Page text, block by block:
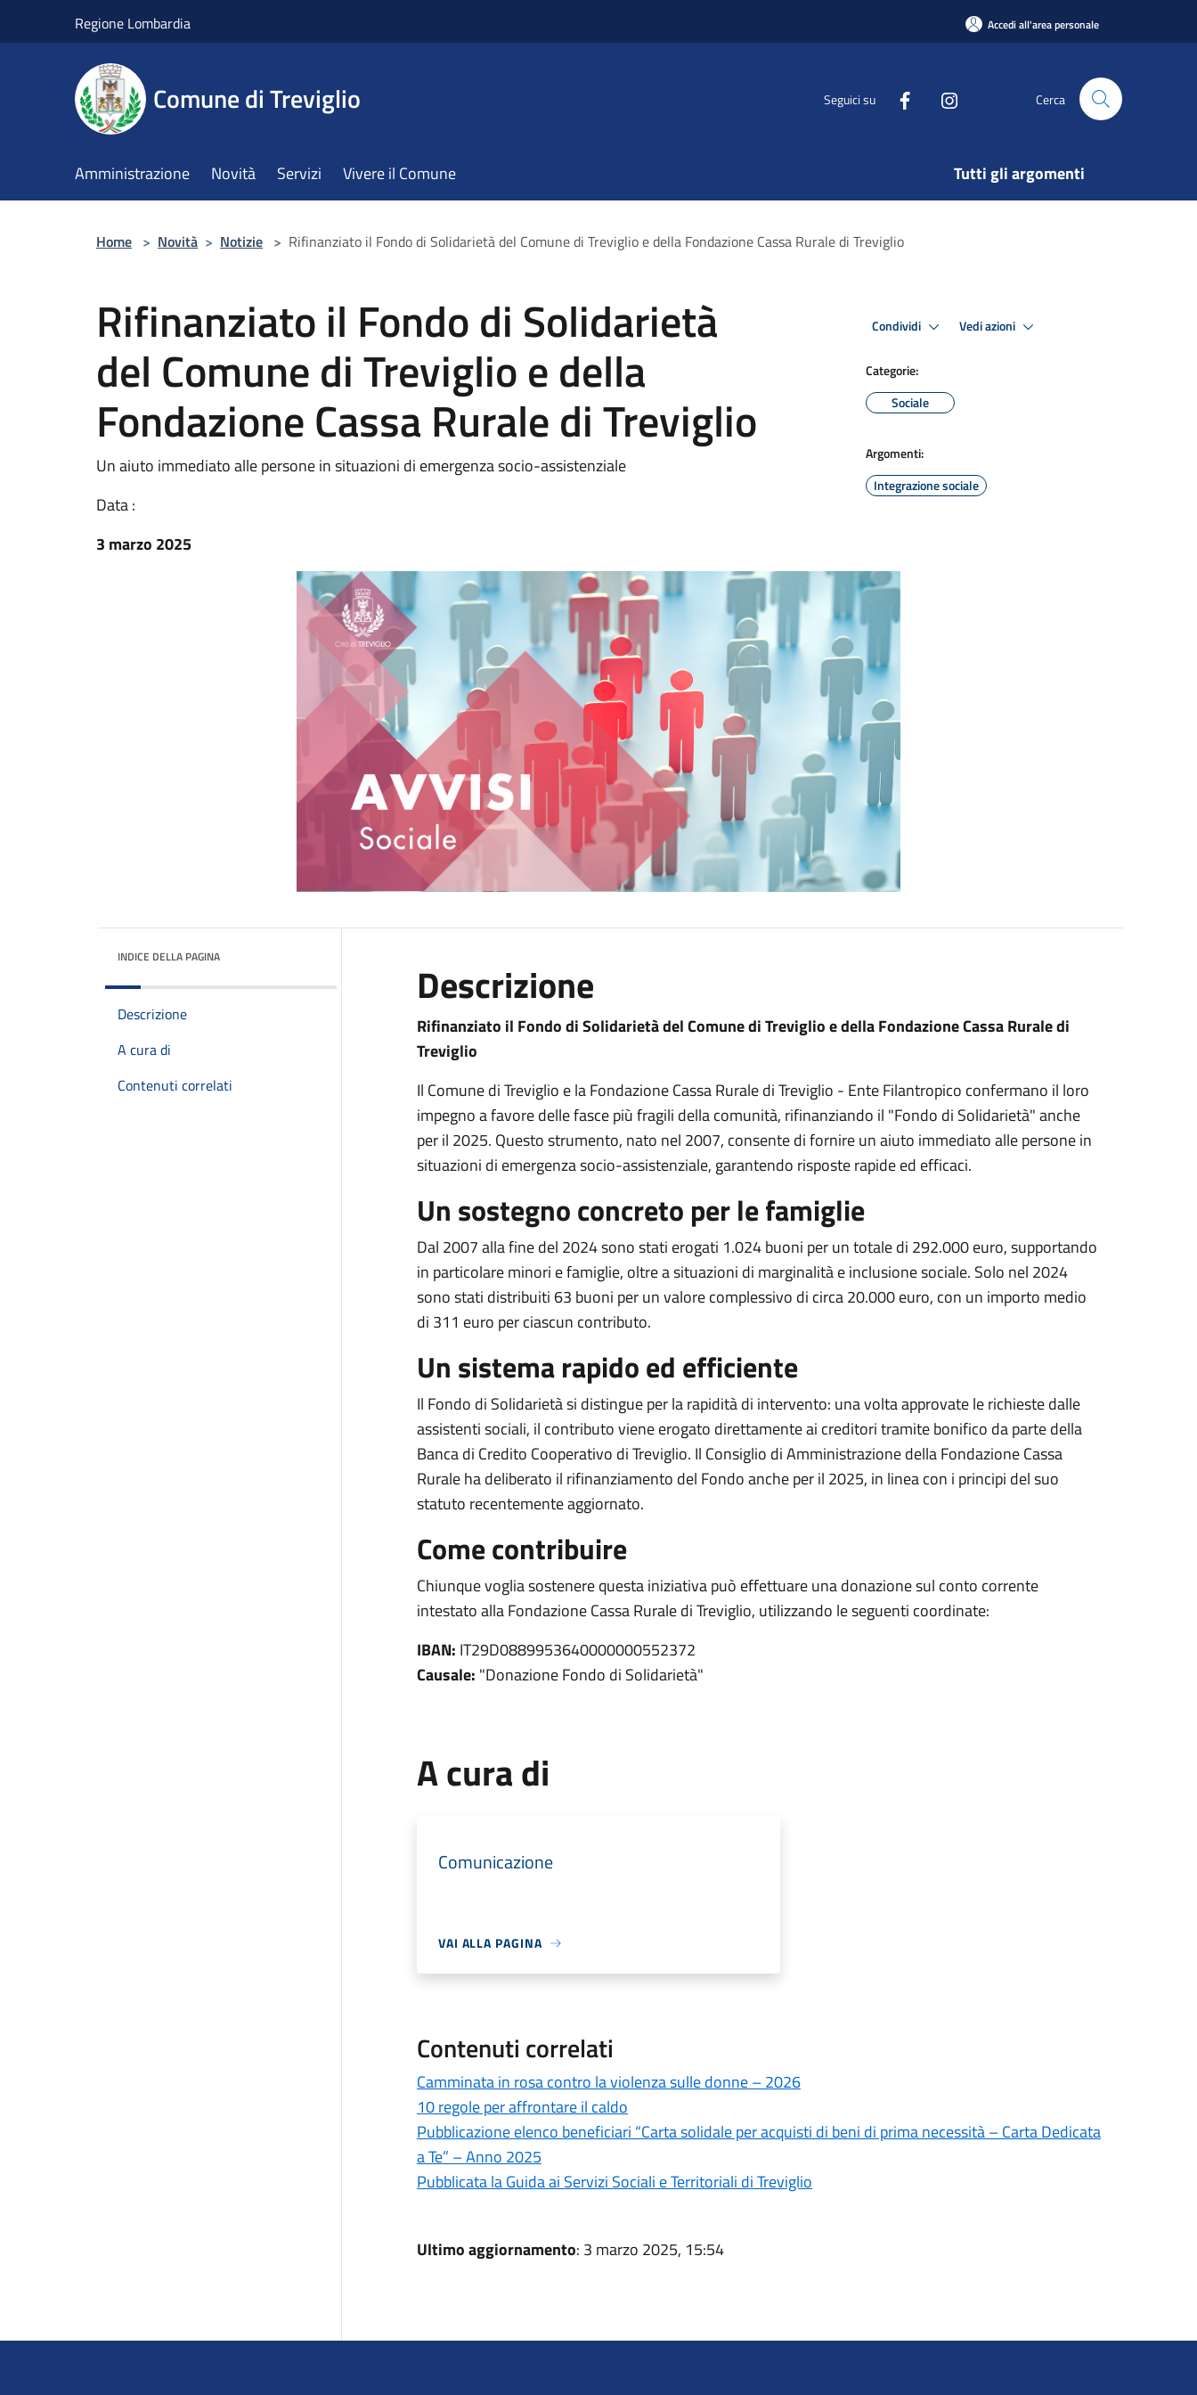
Regione Lombardia Accedi all'area personale
Comune di Treviglio Seguici su Cerca
Amministrazione Novità Servizi Vivere il Comune Tutti gli argomenti
Home > Novità > Notizie > Rifinanziato il Fondo di Solidarietà del Comune di Treviglio e della Fondazione Cassa Rurale di Treviglio
Rifinanziato il Fondo di Solidarietà
del Comune di Treviglio e della
Fondazione Cassa Rurale di Treviglio
Un aiuto immediato alle persone in situazioni di emergenza socio-assistenziale
Data :
3 marzo 2025
Condividi Vedi azioni
Categorie:
Sociale
Argomenti:
Integrazione sociale
INDICE DELLA PAGINA
Descrizione
A cura di
Contenuti correlati
Descrizione
Rifinanziato il Fondo di Solidarietà del Comune di Treviglio e della Fondazione Cassa Rurale di
Treviglio
Il Comune di Treviglio e la Fondazione Cassa Rurale di Treviglio - Ente Filantropico confermano il loro
impegno a favore delle fasce più fragili della comunità, rifinanziando il "Fondo di Solidarietà" anche
per il 2025. Questo strumento, nato nel 2007, consente di fornire un aiuto immediato alle persone in
situazioni di emergenza socio-assistenziale, garantendo risposte rapide ed efficaci.
Un sostegno concreto per le famiglie
Dal 2007 alla fine del 2024 sono stati erogati 1.024 buoni per un totale di 292.000 euro, supportando
in particolare minori e famiglie, oltre a situazioni di marginalità e inclusione sociale. Solo nel 2024
sono stati distribuiti 63 buoni per un valore complessivo di circa 20.000 euro, con un importo medio
di 311 euro per ciascun contributo.
Un sistema rapido ed efficiente
Il Fondo di Solidarietà si distingue per la rapidità di intervento: una volta approvate le richieste dalle
assistenti sociali, il contributo viene erogato direttamente ai creditori tramite bonifico da parte della
Banca di Credito Cooperativo di Treviglio. Il Consiglio di Amministrazione della Fondazione Cassa
Rurale ha deliberato il rifinanziamento del Fondo anche per il 2025, in linea con i principi del suo
statuto recentemente aggiornato.
Come contribuire
Chiunque voglia sostenere questa iniziativa può effettuare una donazione sul conto corrente
intestato alla Fondazione Cassa Rurale di Treviglio, utilizzando le seguenti coordinate:
IBAN: IT29D0889953640000000552372
Causale: "Donazione Fondo di Solidarietà"
A cura di
Comunicazione
VAI ALLA PAGINA
Contenuti correlati
Camminata in rosa contro la violenza sulle donne – 2026
10 regole per affrontare il caldo
Pubblicazione elenco beneficiari “Carta solidale per acquisti di beni di prima necessità – Carta Dedicata
a Te” – Anno 2025
Pubblicata la Guida ai Servizi Sociali e Territoriali di Treviglio
Ultimo aggiornamento: 3 marzo 2025, 15:54